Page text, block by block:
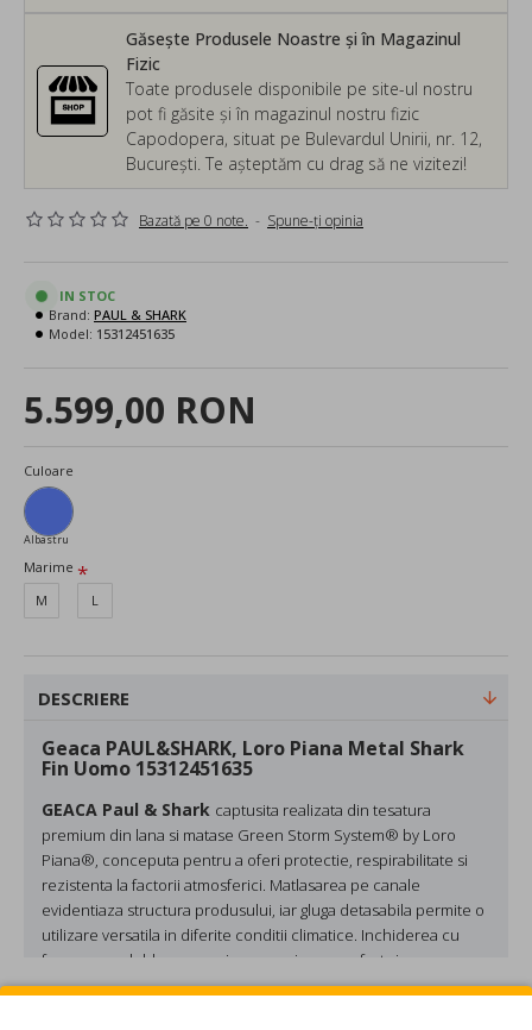
Găsește Produsele Noastre și în Magazinul
Fizic
Toate produsele disponibile pe site-ul nostru
pot fi găsite și în magazinul nostru fizic
Capodopera, situat pe Bulevardul Unirii, nr. 12,
București. Te așteptăm cu drag să ne vizitezi!
Bazată pe 0 note. - Spune-ţi opinia
5.599,00 RON
IN STOC
Brand: PAUL & SHARK
Model: 15312451635
Culoare
Albastru
Marime
M
L
DESCRIERE
Geaca PAUL&SHARK, Loro Piana Metal Shark
Fin Uomo 15312451635
GEACA Paul & Shark captusita realizata din tesatura
premium din lana si matase Green Storm System® by Loro
Piana®, conceputa pentru a oferi protectie, respirabilitate si
rezistenta la factorii atmosferici. Matlasarea pe canale
evidentiaza structura produsului, iar gluga detasabila permite o
utilizare versatila in diferite conditii climatice. Inchiderea cu
fermoar cu dublu cursor si capse asigura confort si
functionalitate.